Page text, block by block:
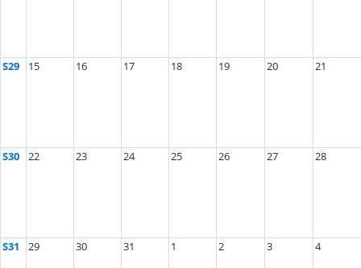
S29 15 16 17 18 19 20 21
S30 22 23 24 25 26 27 28
S31 29 30 31 1 2 3 4